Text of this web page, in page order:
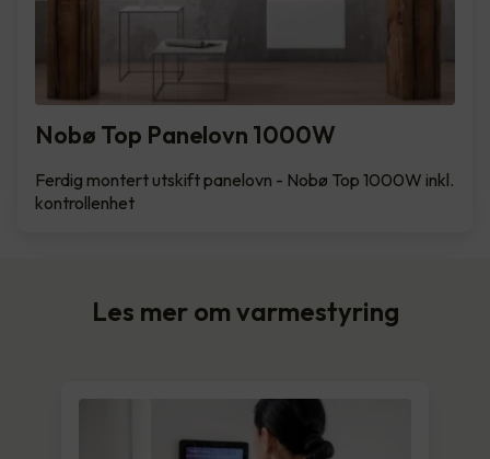
Nobø Top Panelovn 1000W
Ferdig montert utskift panelovn - Nobø Top 1000W inkl.
kontrollenhet
Les mer om varmestyring